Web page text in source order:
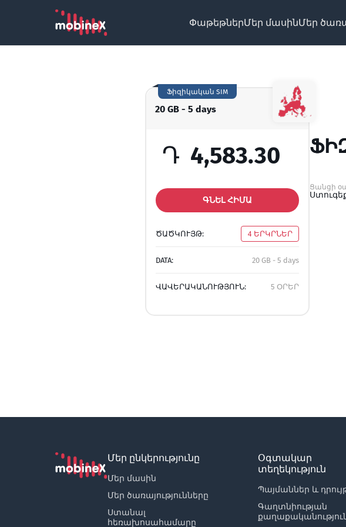
ՓաթեթներՄեր մասինՄեր
20 GB - 5 days
Ֆիզիկական SIM
Դ 4,583.30
ԳՆԵԼ ՀԻՄԱ
ԾԱԾԿՈՒՅԹ: 4 ԵՐԿՐՆԵՐ
DATA: 20 GB - 5 days
ՎԱՎԵՐԱԿԱՆՈՒԹՅՈՒՆ: 5 ՕՐԵՐ
Ցանցի
Մեր ընկերությունը
Մեր մասին
Մեր ծառայությունները
Ստանալ
հեռախոսահամարը
Օգտակար
տեղեկություն
Պայմաններ և
Գաղտնիության